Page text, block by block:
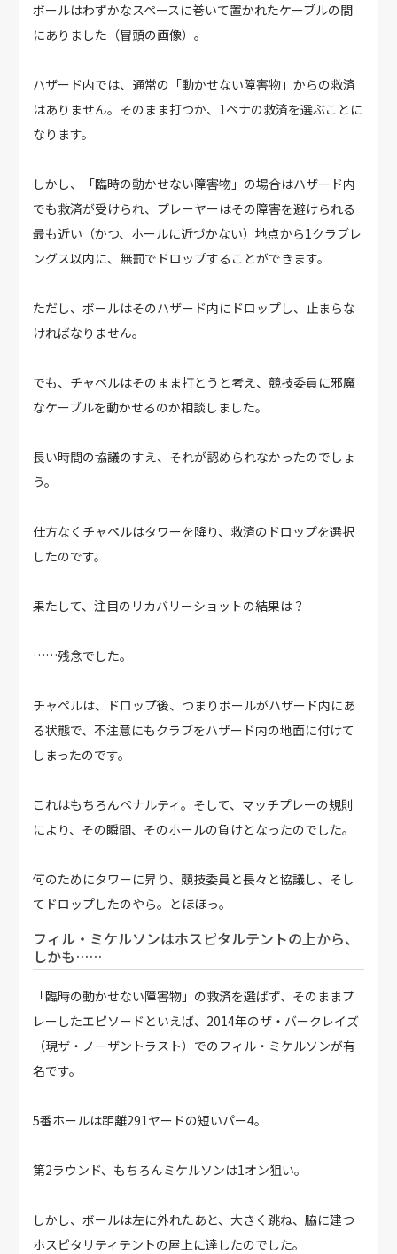
ボールはわずかなスペースに巻いて置かれたケーブルの間
にありました（冒頭の画像）。
ハザード内では、通常の「動かせない障害物」からの救済
はありません。そのまま打つか、1ペナの救済を選ぶことに
なります。
しかし、「臨時の動かせない障害物」の場合はハザード内
でも救済が受けられ、プレーヤーはその障害を避けられる
最も近い（かつ、ホールに近づかない）地点から1クラブレ
ングス以内に、無罰でドロップすることができます。
ただし、ボールはそのハザード内にドロップし、止まらな
ければなりません。
でも、チャペルはそのまま打とうと考え、競技委員に邪魔
なケーブルを動かせるのか相談しました。
長い時間の協議のすえ、それが認められなかったのでしょ
う。
仕方なくチャペルはタワーを降り、救済のドロップを選択
したのです。
果たして、注目のリカバリーショットの結果は？
……残念でした。
チャペルは、ドロップ後、つまりボールがハザード内にあ
る状態で、不注意にもクラブをハザード内の地面に付けて
しまったのです。
これはもちろんペナルティ。そして、マッチプレーの規則
により、その瞬間、そのホールの負けとなったのでした。
何のためにタワーに昇り、競技委員と長々と協議し、そし
てドロップしたのやら。とほほっ。
フィル・ミケルソンはホスピタルテントの上から、
しかも……
「臨時の動かせない障害物」の救済を選ばず、そのままプ
レーしたエピソードといえば、2014年のザ・バークレイズ
（現ザ・ノーザントラスト）でのフィル・ミケルソンが有
名です。
5番ホールは距離291ヤードの短いパー4。
第2ラウンド、もちろんミケルソンは1オン狙い。
しかし、ボールは左に外れたあと、大きく跳ね、脇に建つ
ホスピタリティテントの屋上に達したのでした。